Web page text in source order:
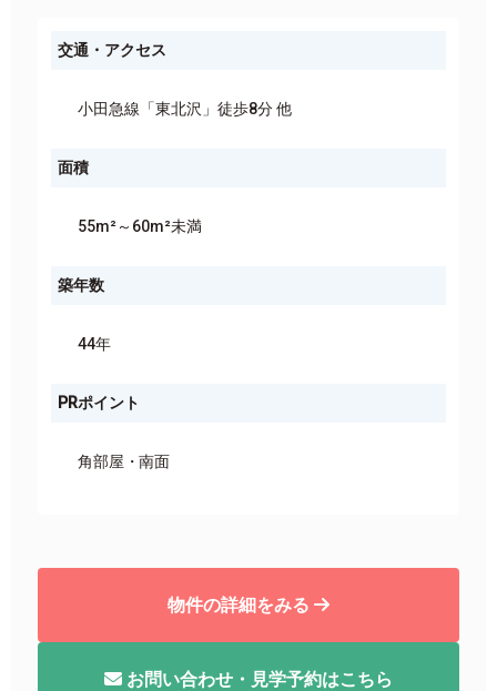
交通・アクセス
小田急線「東北沢」徒歩8分 他
面積
55m²～60m²未満
築年数
44年
PRポイント
角部屋 南面
物件の詳細をみる
お問い合わせ・見学予約はこちら